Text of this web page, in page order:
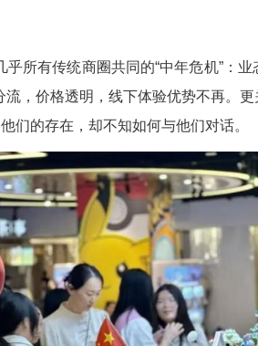
汉路上的老牌商场——中心
队的年轻人，是在国潮市集
场，凭什么“圈粉”年轻人？
壁”